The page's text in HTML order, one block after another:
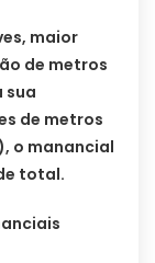
maior
de metros
sua
de metros
o manancial
total.